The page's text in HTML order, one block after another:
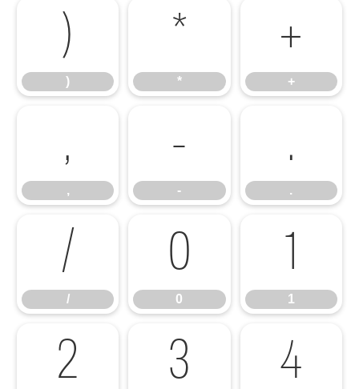
)
)
*
*
+
+
,
,
-
-
.
.
/
/
0
0
1
1
2 3 4